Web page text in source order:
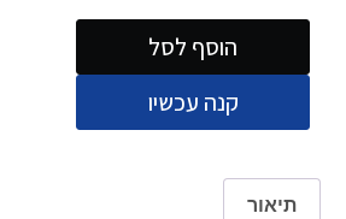
הוסף לסל
קנה עכשיו
תיאור